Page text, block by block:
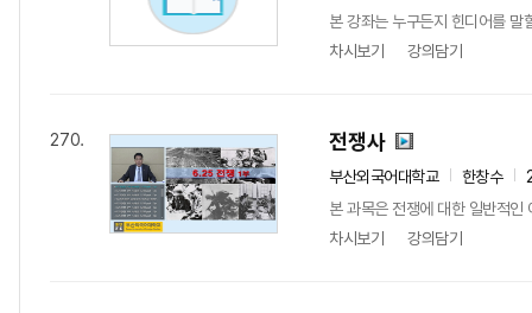
본 강좌는 누구든지 힌디어를
차시보기
강의담기
270. 전쟁사
부산외국어대학교 한창수
본 과목은 전쟁에 대한 일반적
차시보기
강의담기